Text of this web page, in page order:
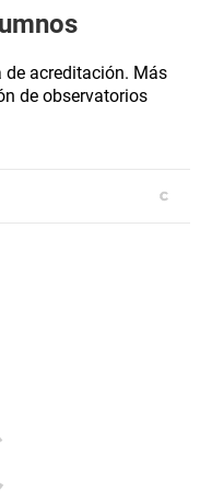
acreditación. Más
de observatorios